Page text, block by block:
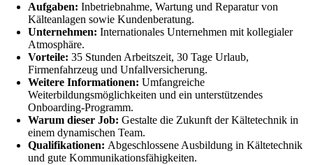
Aufgaben: Inbetriebnahme, Wartung und Reparatur von
Kälteanlagen sowie Kundenberatung.
Unternehmen: Internationales Unternehmen mit kollegialer
Atmosphäre.
Vorteile: 35 Stunden Arbeitszeit, 30 Tage Urlaub,
Firmenfahrzeug und Unfallversicherung.
Weitere Informationen: Umfangreiche
Weiterbildungsmöglichkeiten und ein unterstützendes
Onboarding-Programm.
Warum dieser Job: Gestalte die Zukunft der Kältetechnik in
einem dynamischen Team.
Qualifikationen: Abgeschlossene Ausbildung in Kältetechnik
und gute Kommunikationsfähigkeiten.